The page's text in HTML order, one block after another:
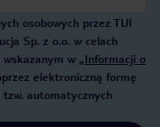
osobowych przez TUI
Sp. z o.o. w celach
w „Informacji o
elektroniczną formę
automatycznych